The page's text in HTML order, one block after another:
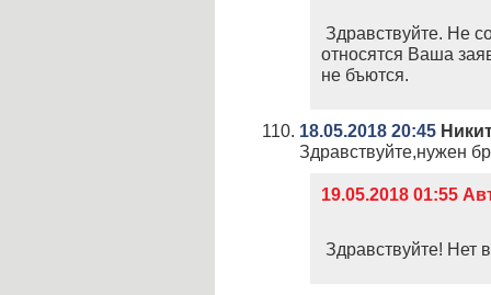
Здравствуйте. Не
относятся Ваша
не бъются.
18.05.2018 20:45
Здравствуйте,нужен
19.05.2018 01:55
Здравствуйте! Нет